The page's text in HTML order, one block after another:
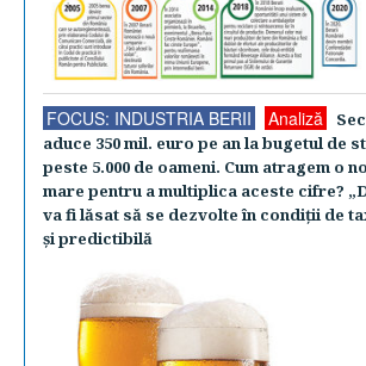
FOCUS: INDUSTRIA BERII Analiză
aduce 350 mil. euro pe an la bugetul de
peste 5.000 de oameni. Cum atragem o
mare pentru a multiplica aceste cifre?
va fi lăsat să se dezvolte în condiţii de
şi predictibilă